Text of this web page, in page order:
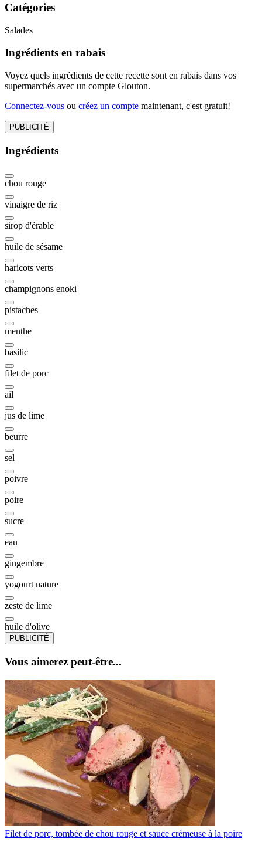
Catégories
Salades
Ingrédients en rabais
Voyez quels ingrédients de cette recette sont en rabais dans vos
supermarchés avec un compte Glouton.
Connectez-vous ou créez un compte maintenant, c'est gratuit!
PUBLICITÉ
Ingrédients
chou rouge
vinaigre de riz
sirop d'érable
huile de sésame
haricots verts
champignons enoki
pistaches
menthe
basilic
filet de porc
ail
jus de lime
beurre
sel
poivre
poire
sucre
eau
gingembre
yogourt nature
zeste de lime
huile d'olive
PUBLICITÉ
Vous aimerez peut-être...
Filet de porc, tombée de chou rouge et sauce crémeuse à la poire